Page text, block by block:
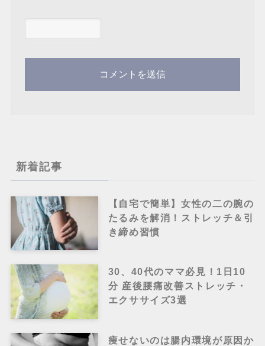
新着記事
【自宅で簡単】女性の二の腕の
たるみを解消！ストレッチ＆引
き締め習慣
30、40代のママ必見！1日10
分 産後腰痛改善ストレッチ・
エクササイズ3選
痩せないのは腸内環境が原因か